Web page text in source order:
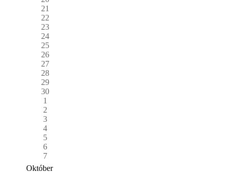
21
22
23
24
25
26
27
28
29
30
1
2
3
4
5
6
7
Október